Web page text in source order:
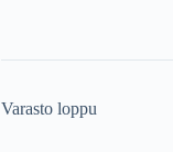
Varasto loppu